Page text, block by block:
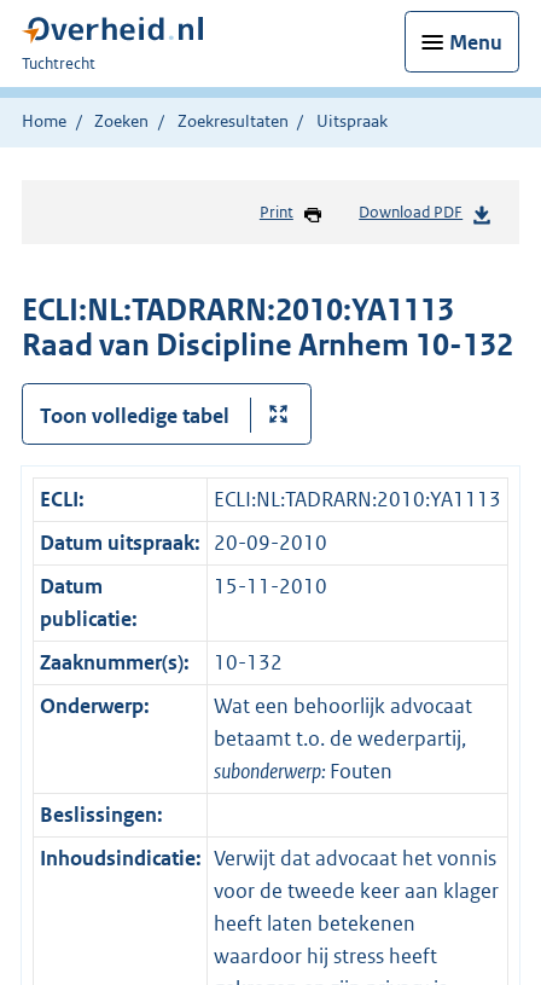
Menu
U
bent
hier:
Tuchtrecht
Home Zoeken Zoekresultaten Uitspraak
Print Download PDF
ECLI:NL:TADRARN:2010:YA1113
Raad van Discipline Arnhem 10-132
Toon volledige tabel
ECLI:
ECLI:NL:TADRARN:2010:YA1113
Datum uitspraak: 20-09-2010
Datum
publicatie:
15-11-2010
Zaaknummer(s):
10-132
Onderwerp:
Wat een behoorlijk advocaat
betaamt t.o. de wederpartij,
subonderwerp: Fouten
Beslissingen:
Inhoudsindicatie: Verwijt dat advocaat het vonnis
voor de tweede keer aan klager
heeft laten betekenen
waardoor hij stress heeft